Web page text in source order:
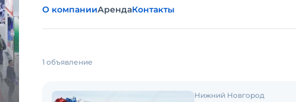
О компанииАрендаКонтакты
1 объявление
Нижний Новгород